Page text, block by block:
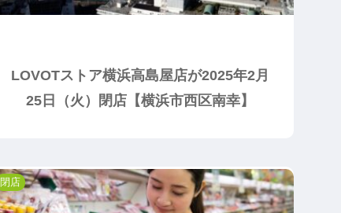
LOVOTストア横浜高島屋店が2025年2月
25日（火）閉店【横浜市西区南幸】
閉店